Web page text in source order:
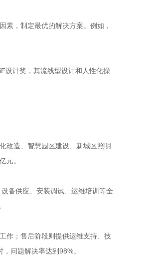
素，制定最优的解决方案。例如，
设计奖，其流线型设计和人性化操
改造、智慧园区建设、新城区照明
元。
备供应、安装调试、运维培训等全
作；售后阶段则提供运维支持、技
问题解决率达到98%。